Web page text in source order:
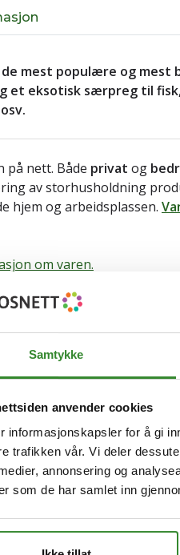
Samtykke
anvender cookies
informasjonskapsler for å gi
trafikken vår. Vi deler
annonsering og
som de har samlet inn
mest populære og mest
et eksotisk særpreg til
på nett. Både privat og
av storhusholdning
hjem og arbeidsplassen.
om varen.